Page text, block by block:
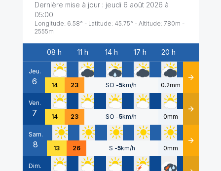
Dernière mise à jour : jeudi 6 août 2026 à
05:00
Longitude: 6.58° - Latitude: 45.75° - Altitude: 780m -
2555m
Date
08 h 11 h 14 h 17 h 20 h
Jeu.
6 14 23 SO -5km/h 0.2mm Détails
Ven.
7 14 23 SO -5km/h 0mm Détails
Sam.
8 13 26 S -5km/h 0mm Détails
Dim.